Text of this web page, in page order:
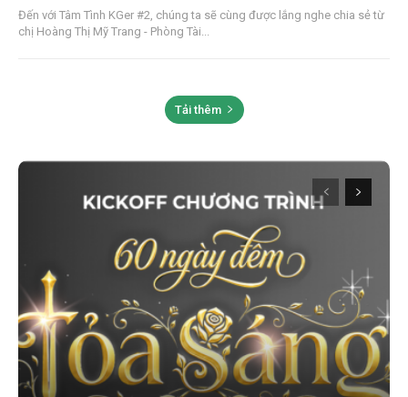
Đến với Tâm Tình KGer #2, chúng ta sẽ cùng được lắng nghe chia sẻ từ
chị Hoàng Thị Mỹ Trang - Phòng Tài...
Tải thêm